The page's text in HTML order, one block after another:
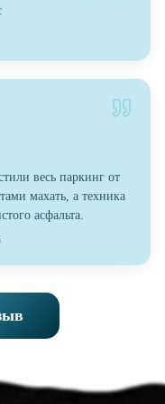
весь паркинг от
махать, а техника
асфальта.